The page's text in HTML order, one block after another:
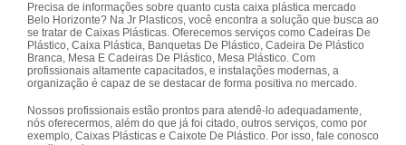
Precisa de informações sobre quanto custa caixa plástica mercado
Belo Horizonte? Na Jr Plasticos, você encontra a solução que busca ao
se tratar de Caixas Plásticas. Oferecemos serviços como Cadeiras De
Plástico, Caixa Plástica, Banquetas De Plástico, Cadeira De Plástico
Branca, Mesa E Cadeiras De Plástico, Mesa Plástico. Com
profissionais altamente capacitados, e instalações modernas, a
organização é capaz de se destacar de forma positiva no mercado.
Nossos profissionais estão prontos para atendê-lo adequadamente,
nós oferecermos, além do que já foi citado, outros serviços, como por
exemplo, Caixas Plásticas e Caixote De Plástico. Por isso, fale conosco